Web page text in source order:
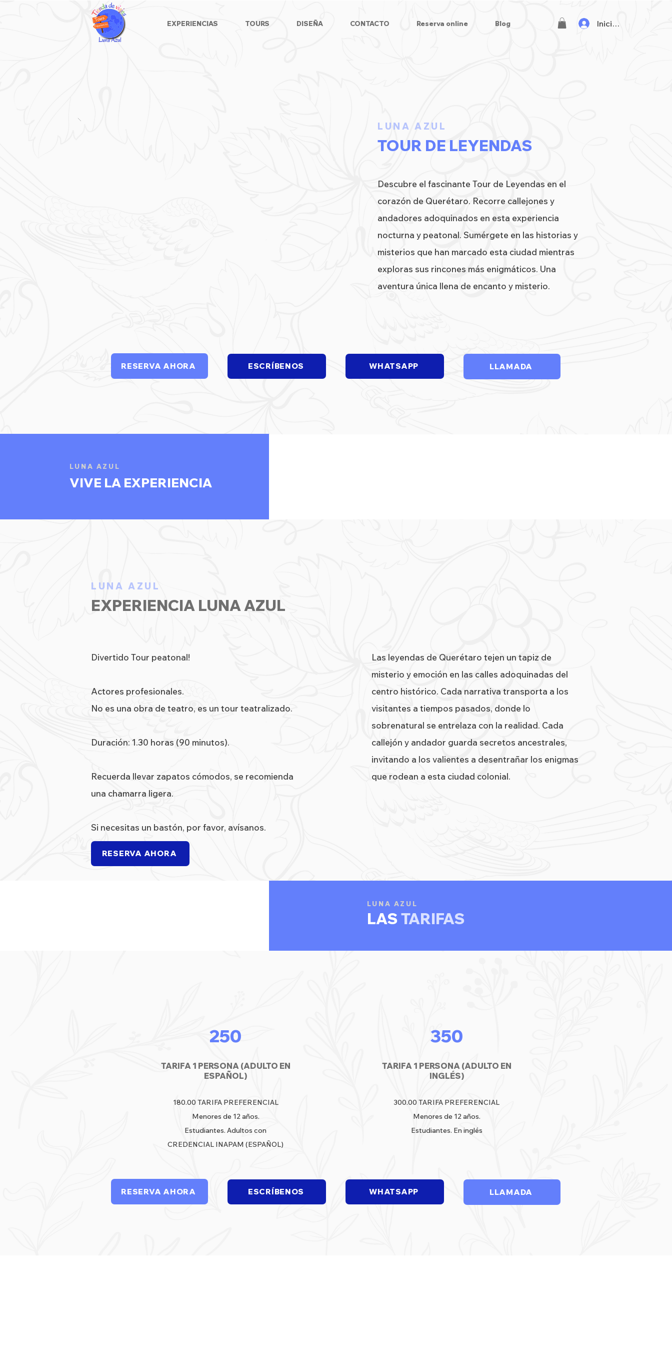
EXPERIENCIAS TOURS DISEÑA CONTACTO Reserva online Blog Iniciar sesión
LUNA AZUL
TOUR DE LEYENDAS
Descubre el fascinante Tour de Leyendas en el
corazón de Querétaro. Recorre callejones y
andadores adoquinados en esta experiencia
nocturna y peatonal. Sumérgete en las historias y
misterios que han marcado esta ciudad mientras
exploras sus rincones más enigmáticos. Una
aventura única llena de encanto y misterio.
RESERVA AHORA ESCRÍBENOS WHATSAPP LLAMADA
LUNA AZUL
VIVE LA EXPERIENCIA
LUNA AZUL
EXPERIENCIA LUNA AZUL
Divertido Tour peatonal!
Actores profesionales.
No es una obra de teatro, es un tour teatralizado.
Duración: 1.30 horas (90 minutos).
Recuerda llevar zapatos cómodos, se recomienda
una chamarra ligera.
Si necesitas un bastón, por favor, avísanos.
Las leyendas de Querétaro tejen un tapiz de
misterio y emoción en las calles adoquinadas del
centro histórico. Cada narrativa transporta a los
visitantes a tiempos pasados, donde lo
sobrenatural se entrelaza con la realidad. Cada
callejón y andador guarda secretos ancestrales,
invitando a los valientes a desentrañar los enigmas
que rodean a esta ciudad colonial.
RESERVA AHORA
LUNA AZUL
LASTARIFAS
250
TARIFA 1 PERSONA (ADULTO EN
ESPAÑOL)
180.00 TARIFA PREFERENCIAL
Menores de 12 años.
Estudiantes. Adultos con
CREDENCIAL INAPAM (ESPAÑOL)
350
TARIFA 1 PERSONA (ADULTO EN
INGLÉS)
300.00 TARIFA PREFERENCIAL
Menores de 12 años.
Estudiantes. En inglés
RESERVA AHORA ESCRÍBENOS WHATSAPP LLAMADA